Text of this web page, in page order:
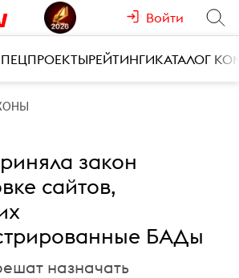
Войти
РЕЙТИНГИКАТАЛОГ
закон
сайтов,
БАДы
назначать